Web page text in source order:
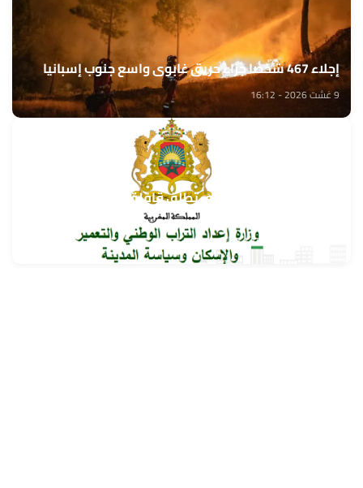
إجلاء 467 شخصا جراء حريق غابوي واسع جنوب إسبانيا
9 غشت 2026 - 16:12
وزارة إعداد التراب الوطني تطلق قافلة التعمير والإسكان